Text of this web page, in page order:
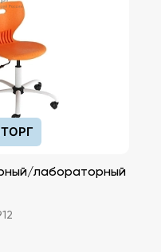
лабораторный